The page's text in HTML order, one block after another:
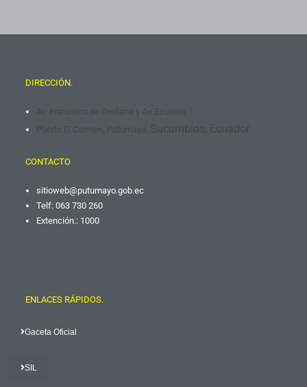
DIRECCIÓN.
Av. Francisco de Orellana y Av. Ecuador
Puerto El Carmen, Putumayo, Sucumbíos, Ecuador.
CONTACTO
sitioweb@putumayo.gob.ec
Telf: 063 730 260
Extención.: 1000
ENLACES RÁPIDOS.
Gaceta Oficial
SIL